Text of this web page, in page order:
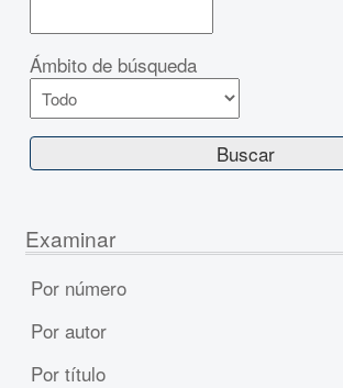
Ámbito de búsqueda
Examinar
Por número
Por autor
Por título